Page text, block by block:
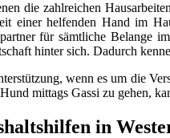
die zahlreichen
einer helfenden Hand im
für sämtliche Belange
hinter sich. Dadurch
wenn es um die
mittags Gassi zu gehen,
in